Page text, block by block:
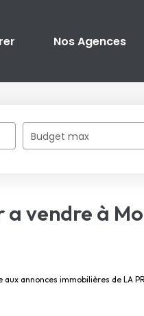
Nos Agences
Budget max
vendre à
immobilières de LA